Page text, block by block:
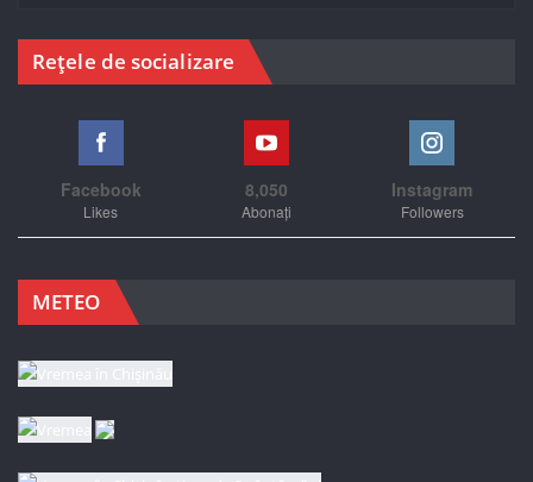
Rețele de socializare
Facebook
Likes
8,050
Abonați
Instagram
Followers
METEO